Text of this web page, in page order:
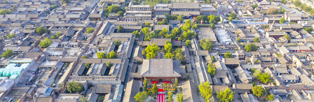
